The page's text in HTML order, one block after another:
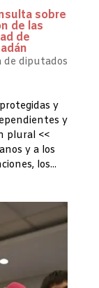
sobre
de las
de
de diputados
y
y
plural <<
y a los
los...